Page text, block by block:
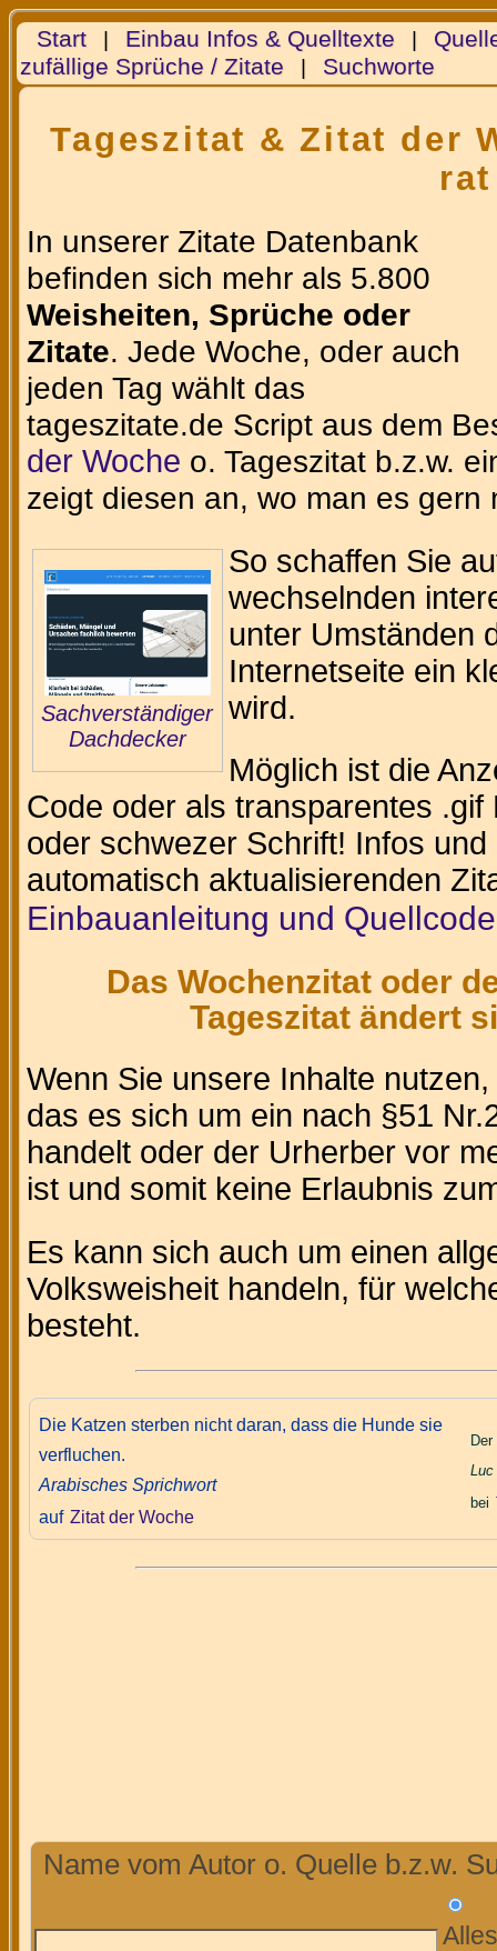
Start| Einbau Infos & Quelltexte |
zufällige Sprüche / Zitate | Suchworte
Tageszitat & Zitat der
rat
In unserer Zitate Datenbank
befinden sich mehr als 5.800
Weisheiten, Sprüche oder
Zitate. Jede Woche, oder auch
jeden Tag wählt das
tageszitate.de Script aus dem
der Woche o. Tageszitat b.z.w.
zeigt diesen an, wo man es gern
Sachverständiger
Dachdecker
So schaffen Sie
wechselnden
unter Umständen
Internetseite ein
wird.
Möglich ist die
Code oder als transparentes
oder schwezer Schrift! Infos
automatisch aktualisierenden
Einbauanleitung und Quellcode
Das Wochenzitat oder
Tageszitat ändert
Wenn Sie unsere Inhalte
das es sich um ein nach §51
handelt oder der Urherber vor
ist und somit keine Erlaubnis
Es kann sich auch um einen
Volksweisheit handeln, für
besteht.
Die Katzen sterben nicht daran, dass die Hunde sie
verfluchen.
Arabisches Sprichwort
auf Zitat der Woche
Luc
bei
Name vom Autor o. Quelle b.z.w.
Alles